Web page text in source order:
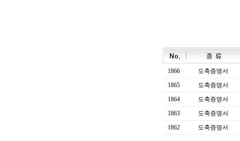
1866 도축증명서
1865
도축증명서
1864
도축증명서
1863
도축증명서
1862
도축증명서